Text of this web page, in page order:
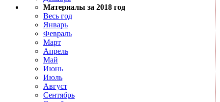
Материалы за 2018 год
Весь год
Январь
Февраль
Март
Апрель
Май
Июнь
Июль
Август
Сентябрь